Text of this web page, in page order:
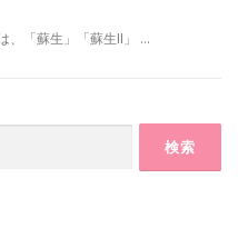
、「蘇生」「蘇生II」 …